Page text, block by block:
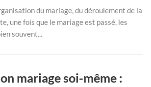
du mariage, du déroulement de la
une fois que le mariage est passé, les
souvent...
mariage soi-même :